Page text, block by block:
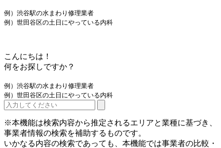
例）渋谷駅の水まわり修理業者
例）世田谷区の土日にやっている内科
こんにちは！
何をお探しですか？
例）渋谷駅の水まわり修理業者
例）世田谷区の土日にやっている内科
※本機能は検索内容から推定されるエリアと業種に基づき、
事業者情報の検索を補助するものです。
いかなる内容の検索であっても、本機能では事業者の比較・